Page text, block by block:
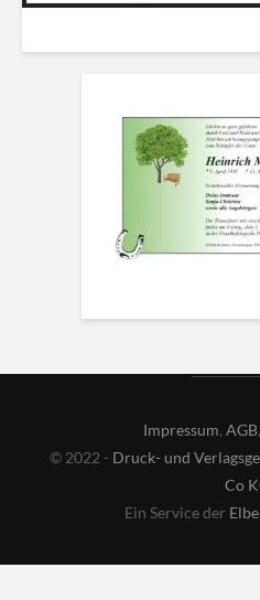
Impressum, AGB,
© 2022 - Druck- und
Co
Ein Service der